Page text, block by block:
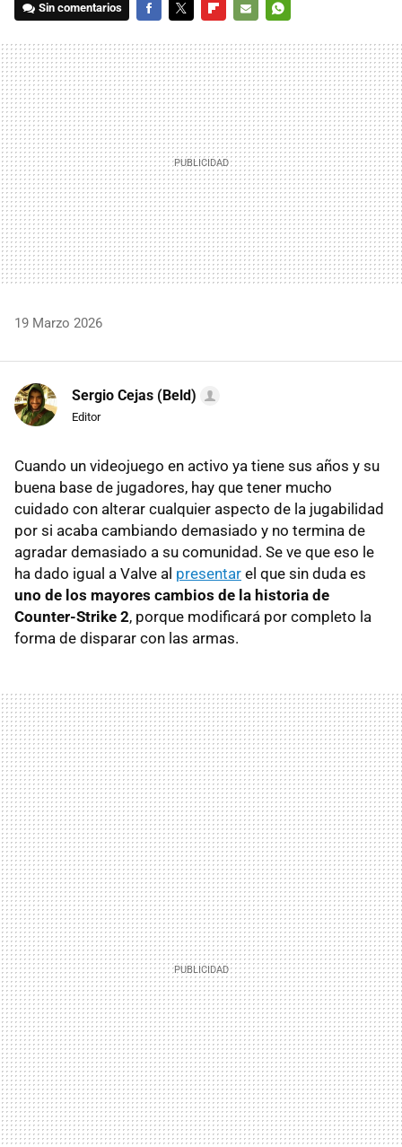
Sin comentarios
MAIL
19 Marzo 2026
Sergio Cejas (Beld)
Editor
Cuando un videojuego en activo ya tiene sus años y su
buena base de jugadores, hay que tener mucho
cuidado con alterar cualquier aspecto de la jugabilidad
por si acaba cambiando demasiado y no termina de
agradar demasiado a su comunidad. Se ve que eso le
ha dado igual a Valve al presentar el que sin duda es
uno de los mayores cambios de la historia de
Counter-Strike 2, porque modificará por completo la
forma de disparar con las armas.